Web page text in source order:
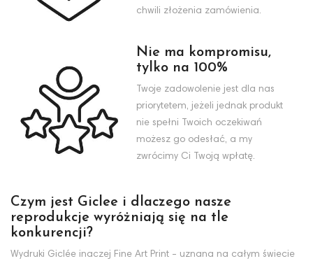
chwili złożenia zamówienia.
Nie ma kompromisu,
tylko na 100%
Twoje zadowolenie jest dla nas
priorytetem, jeżeli jednak produkt
nie spełni Twoich oczekiwań
możesz go odesłać, a my
zwrócimy Ci Twoją wpłatę.
Czym jest Giclee i dlaczego nasze
reprodukcje wyróżniają się na tle
konkurencji?
Wydruki Giclée inaczej Fine Art Print - uznana na całym świecie